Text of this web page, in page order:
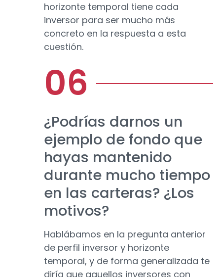
horizonte temporal tiene cada
inversor para ser mucho más
concreto en la respuesta a esta
cuestión.
¿Podrías darnos un
ejemplo de fondo que
hayas mantenido
durante mucho tiempo
en las carteras? ¿Los
motivos?
Hablábamos en la pregunta anterior
de perfil inversor y horizonte
temporal, y de forma generalizada te
diría que aquellos inversores con